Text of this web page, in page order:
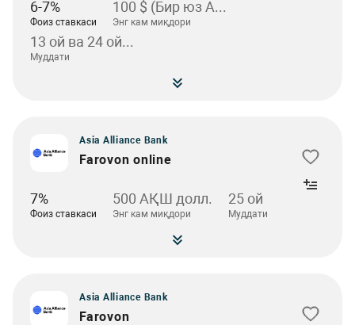
6-7%
Фоиз ставкаси
100 $ (Бир юз А...
Энг кам миқдори
13 ой ва 24 ой...
Муддати
Asia Alliance Bank
Farovon online
7%
Фоиз ставкаси
500 АҚШ долл.
Энг кам миқдори
25 ой
Муддати
Asia Alliance Bank
Farovon